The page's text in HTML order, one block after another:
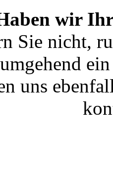
wir Ihr
Sie nicht,
umgehend
uns